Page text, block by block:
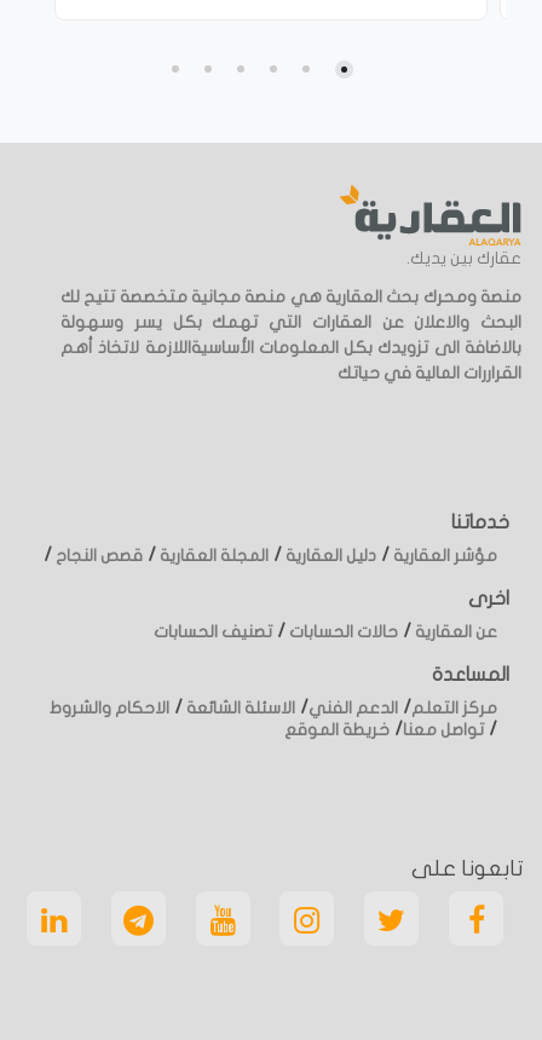
عقارك بين يديك.
منصة ومحرك بحث العقارية هي منصة مجانية متخصصة تتيح لك
البحث والاعلان عن العقارات التي تهمك بكل يسر وسهولة
بالاضافة الى تزويدك بكل المعلومات الأساسيةاللازمة لاتخاذ أهم
القراررات المالية في حياتك
خدماتنا
مؤشر العقارية / دليل العقارية / المجلة العقارية / قصص النجاح /
اخرى
عن العقارية / حالات الحسابات /تصنيف الحسابات
المساعدة
مركز التعلم/ الدعم الفني/ الاسئلة الشائعة / الاحكام والشروط
/تواصل معنا/ خريطة الموقع
تابعونا على